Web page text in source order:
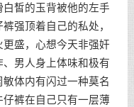
皙的玉背被他的左手
强顶着自己的私处，
盛，心想今天非强奸
、男人身上体味和极有
体内有闪过一种莫名
裤在自己只有一层薄